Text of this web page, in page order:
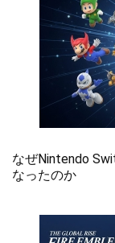
なぜNintendo
なったのか